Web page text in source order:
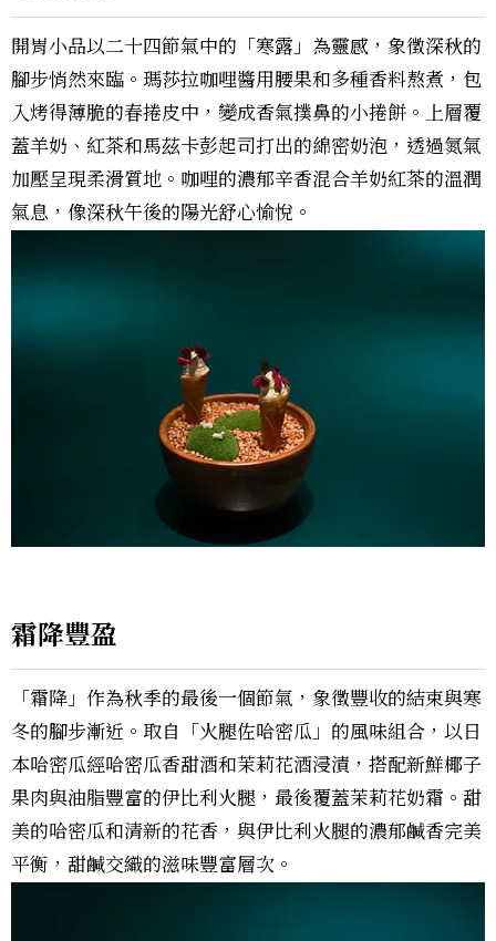
開胃小品以二十四節氣中的「寒露」為靈感，象徵深秋的
腳步悄然來臨。瑪莎拉咖哩醬用腰果和多種香料熬煮，包
入烤得薄脆的春捲皮中，變成香氣撲鼻的小捲餅。上層覆
蓋羊奶、紅茶和馬茲卡彭起司打出的綿密奶泡，透過氮氣
加壓呈現柔滑質地。咖哩的濃郁辛香混合羊奶紅茶的溫潤
氣息，像深秋午後的陽光舒心愉悅。
霜降豐盈
「霜降」作為秋季的最後一個節氣，象徵豐收的結束與寒
冬的腳步漸近。取自「火腿佐哈密瓜」的風味組合，以日
本哈密瓜經哈密瓜香甜酒和茉莉花酒浸漬，搭配新鮮椰子
果肉與油脂豐富的伊比利火腿，最後覆蓋茉莉花奶霜。甜
美的哈密瓜和清新的花香，與伊比利火腿的濃郁鹹香完美
平衡，甜鹹交織的滋味豐富層次。